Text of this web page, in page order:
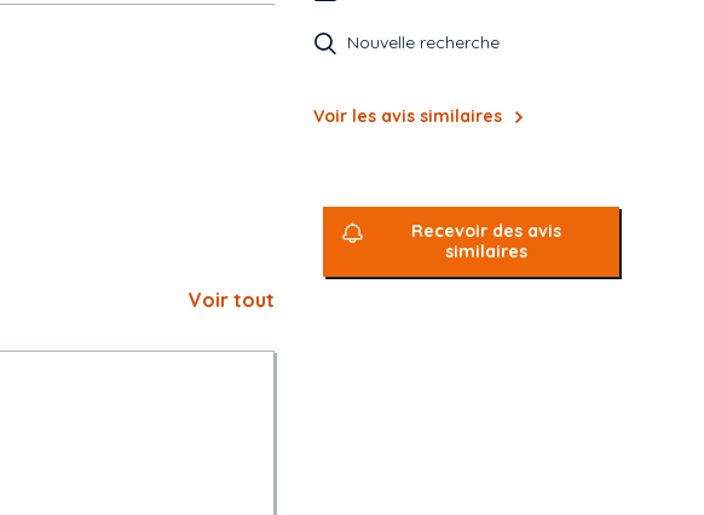
Nouvelle recherche
Voir les avis similaires
Voir tout
Recevoir des avis
similaires